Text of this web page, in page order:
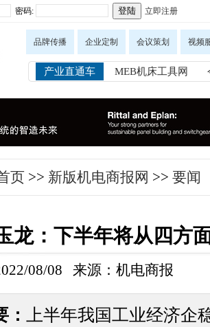
密码: 立即注册
品牌传播 企业定制 会议策划 视频
产业直通车 MEB机床工具网
页 >> 新版机电商报网 >> 要闻
龙：下半年将从四方
08/08 来源：机电商报
上半年我国工业经济企